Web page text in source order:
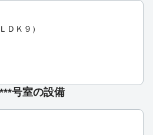
ＤＫ９）
号室の設備